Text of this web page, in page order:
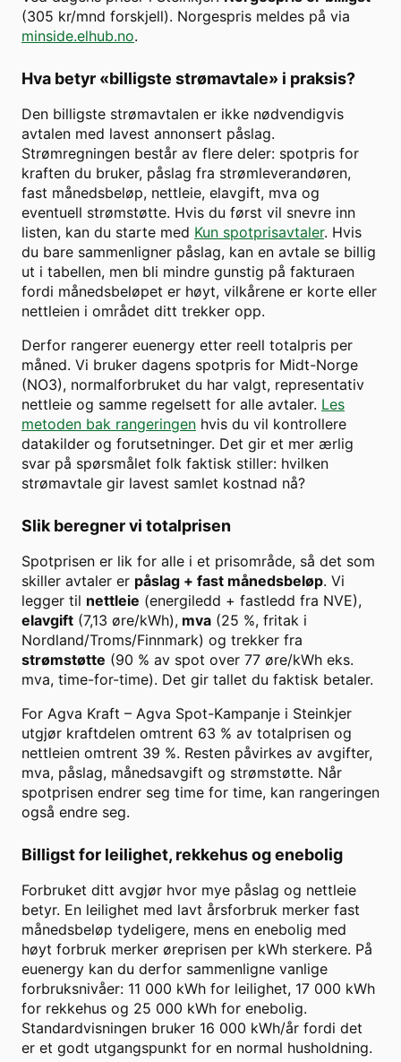
(305 kr/mnd forskjell). Norgespris meldes på via
minside.elhub.no.
Hva betyr «billigste strømavtale» i praksis?
Den billigste strømavtalen er ikke nødvendigvis
avtalen med lavest annonsert påslag.
Strømregningen består av flere deler: spotpris for
kraften du bruker, påslag fra strømleverandøren,
fast månedsbeløp, nettleie, elavgift, mva og
eventuell strømstøtte. Hvis du først vil snevre inn
listen, kan du starte med Kun spotprisavtaler. Hvis
du bare sammenligner påslag, kan en avtale se billig
ut i tabellen, men bli mindre gunstig på fakturaen
fordi månedsbeløpet er høyt, vilkårene er korte eller
nettleien i området ditt trekker opp.
Derfor rangerer euenergy etter reell totalpris per
måned. Vi bruker dagens spotpris for Midt-Norge
(NO3), normalforbruket du har valgt, representativ
nettleie og samme regelsett for alle avtaler. Les
metoden bak rangeringen hvis du vil kontrollere
datakilder og forutsetninger. Det gir et mer ærlig
svar på spørsmålet folk faktisk stiller: hvilken
strømavtale gir lavest samlet kostnad nå?
Slik beregner vi totalprisen
Spotprisen er lik for alle i et prisområde, så det som
skiller avtaler er påslag + fast månedsbeløp. Vi
legger til nettleie (energiledd + fastledd fra NVE),
elavgift (7,13 øre/kWh), mva (25 %, fritak i
Nordland/Troms/Finnmark) og trekker fra
strømstøtte (90 % av spot over 77 øre/kWh eks.
mva, time-for-time). Det gir tallet du faktisk betaler.
For Agva Kraft – Agva Spot-Kampanje i Steinkjer
utgjør kraftdelen omtrent 63 % av totalprisen og
nettleien omtrent 39 %. Resten påvirkes av avgifter,
mva, påslag, månedsavgift og strømstøtte. Når
spotprisen endrer seg time for time, kan rangeringen
også endre seg.
Billigst for leilighet, rekkehus og enebolig
Forbruket ditt avgjør hvor mye påslag og nettleie
betyr. En leilighet med lavt årsforbruk merker fast
månedsbeløp tydeligere, mens en enebolig med
høyt forbruk merker øreprisen per kWh sterkere. På
euenergy kan du derfor sammenligne vanlige
forbruksnivåer: 11 000 kWh for leilighet, 17 000 kWh
for rekkehus og 25 000 kWh for enebolig.
Standardvisningen bruker 16 000 kWh/år fordi det
er et godt utgangspunkt for en normal husholdning.